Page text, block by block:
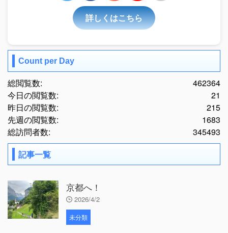
詳しくはこちら
Count per Day
462364
総閲覧数:
21
今日の閲覧数:
215
昨日の閲覧数:
1683
先週の閲覧数:
345493
総訪問者数:
記事一覧
京都へ！
2026/4/2
未分類